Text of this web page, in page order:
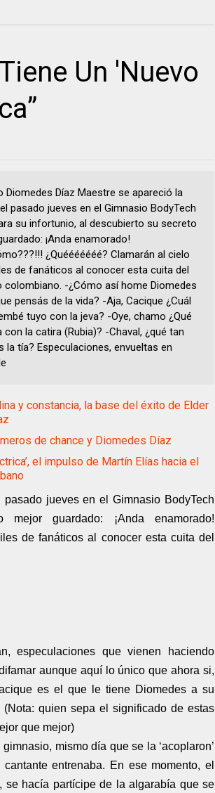
Un 'Nuevo
Diomedes Díaz Maestre se apareció la
pasado jueves en el Gimnasio BodyTech
su infortunio, al descubierto su secreto
¡Anda enamorado!
¿Quééééééé? Clamarán al cielo
de fanáticos al conocer esta cuita del
colombiano. -¿Cómo así home Diomedes
pensás de la vida? -Aja, Cacique ¿Cuál
tuyo con la jeva? -Oye, chamo ¿Qué
con la catira (Rubia)? -Chaval, ¿qué tan
la tía? Especulaciones, envueltas en
y constancia, la base del éxito de Elder
de chance y Diomedes Díaz
el impulso de Martín Elías hacia el
jueves en el Gimnasio BodyTech
guardado: ¡Anda enamorado!
de fanáticos al conocer esta cuita del
especulaciones que vienen haciendo
aunque aquí lo único que ahora si,
es el que le tiene Diomedes a su
(Nota: quien sepa el significado de estas
que mejor)
mismo día que se la ‘acoplaron’
entrenaba. En ese momento, el
hacía partícipe de la algarabía que se